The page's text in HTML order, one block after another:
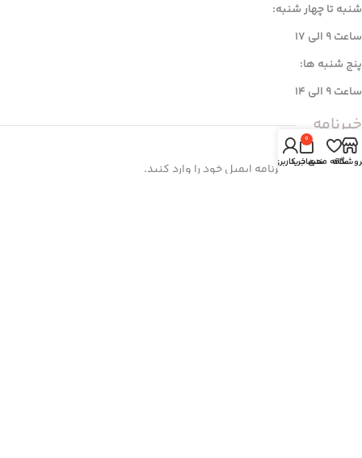
شنبه تا چهار شنبه:
ساعت 9 الی 17
پنج شنبه ها:
ساعت 9 الی 14
خبرنامه
برای عضویت در خبرنامه ایمیل خود را وارد کنید.
علاقه مندی
0
سبد خرید
حساب کاربری من